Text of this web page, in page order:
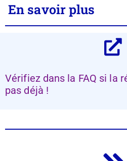
En savoir plus
Vérifiez dans la FAQ si la
pas déjà !